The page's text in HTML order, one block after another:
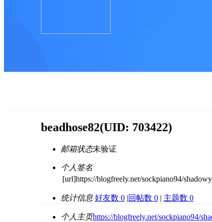
beadhose82(UID: 703422)
邮箱状态未验证
个人签名
[url]https://blogfreely.net/sockpiano94/
统计信息 好友数 0 |回帖数 0 | 主题数 0
个人主页https://blogfreely.net/sockpiano94/